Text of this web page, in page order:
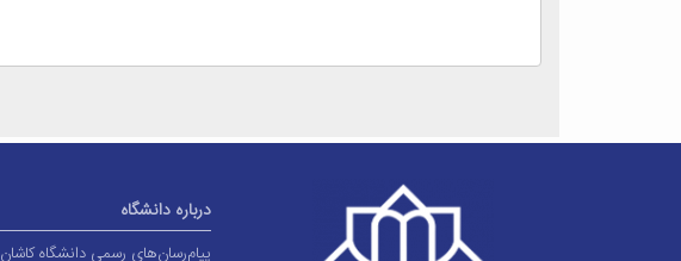
درباره دانشگاه
پیام‌رسان‌های رسمی دانشگاه کاشان